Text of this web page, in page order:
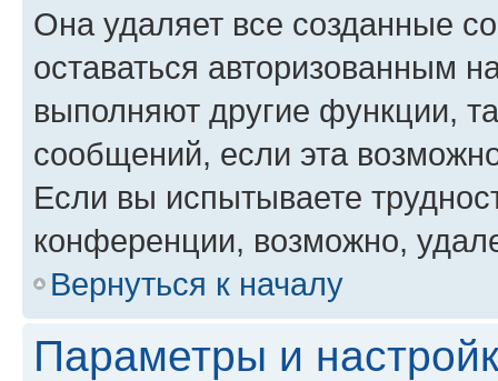
Она удаляет все созданные
оставаться авторизованным
выполняют другие функции,
сообщений, если эта
Если вы испытываете
конференции, возможно,
Вернуться к началу
Параметры и